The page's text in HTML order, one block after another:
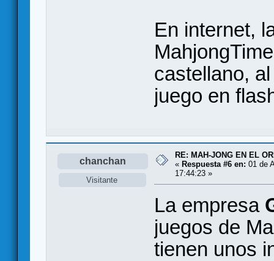
En internet,
castellano,
juego en
chanchan
Visitante
RE: MAH-JONG EN EL
« Respuesta #6 en: 01 de
17:44:23 »
La empresa
juegos de
tienen unos